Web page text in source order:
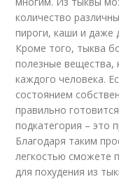
количество
пироги, каши и даже
Кроме того, тыква
полезные вещества,
каждого человека.
состоянием
правильно
подкатегория – это
Благодаря таким
легкостью сможете
для похудения из